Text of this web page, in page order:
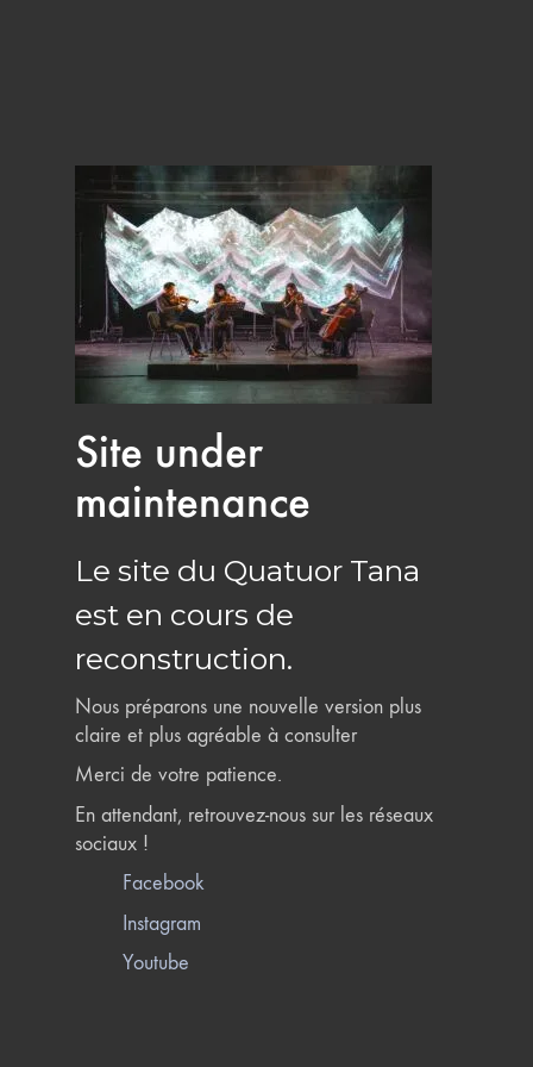
Site under
maintenance
Le site du Quatuor Tana
est en cours de
reconstruction.
Nous préparons une nouvelle version plus
claire et plus agréable à consulter
Merci de votre patience.
En attendant, retrouvez-nous sur les réseaux
sociaux !
Facebook
Instagram
Youtube